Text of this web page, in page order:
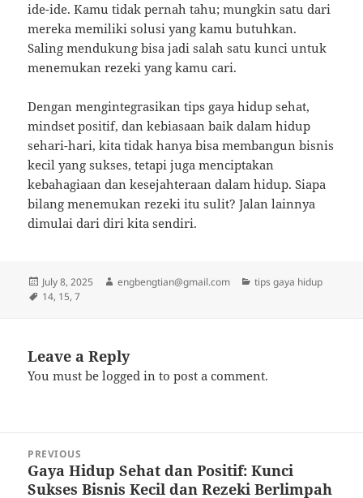
ide-ide. Kamu tidak pernah tahu; mungkin satu dari
mereka memiliki solusi yang kamu butuhkan.
Saling mendukung bisa jadi salah satu kunci untuk
menemukan rezeki yang kamu cari.
Dengan mengintegrasikan tips gaya hidup sehat,
mindset positif, dan kebiasaan baik dalam hidup
sehari-hari, kita tidak hanya bisa membangun bisnis
kecil yang sukses, tetapi juga menciptakan
kebahagiaan dan kesejahteraan dalam hidup. Siapa
bilang menemukan rezeki itu sulit? Jalan lainnya
dimulai dari diri kita sendiri.
Posted
on
July 8, 2025 Author
engbengtian@gmail.com Categories
tips gaya hidup
Tags
14, 15,7
Leave a Reply
You must belogged in to post a comment.
navigation
PREVIOUS
Previous
post:
Gaya Hidup Sehat dan Positif: Kunci
Sukses Bisnis Kecil dan Rezeki Berlimpah